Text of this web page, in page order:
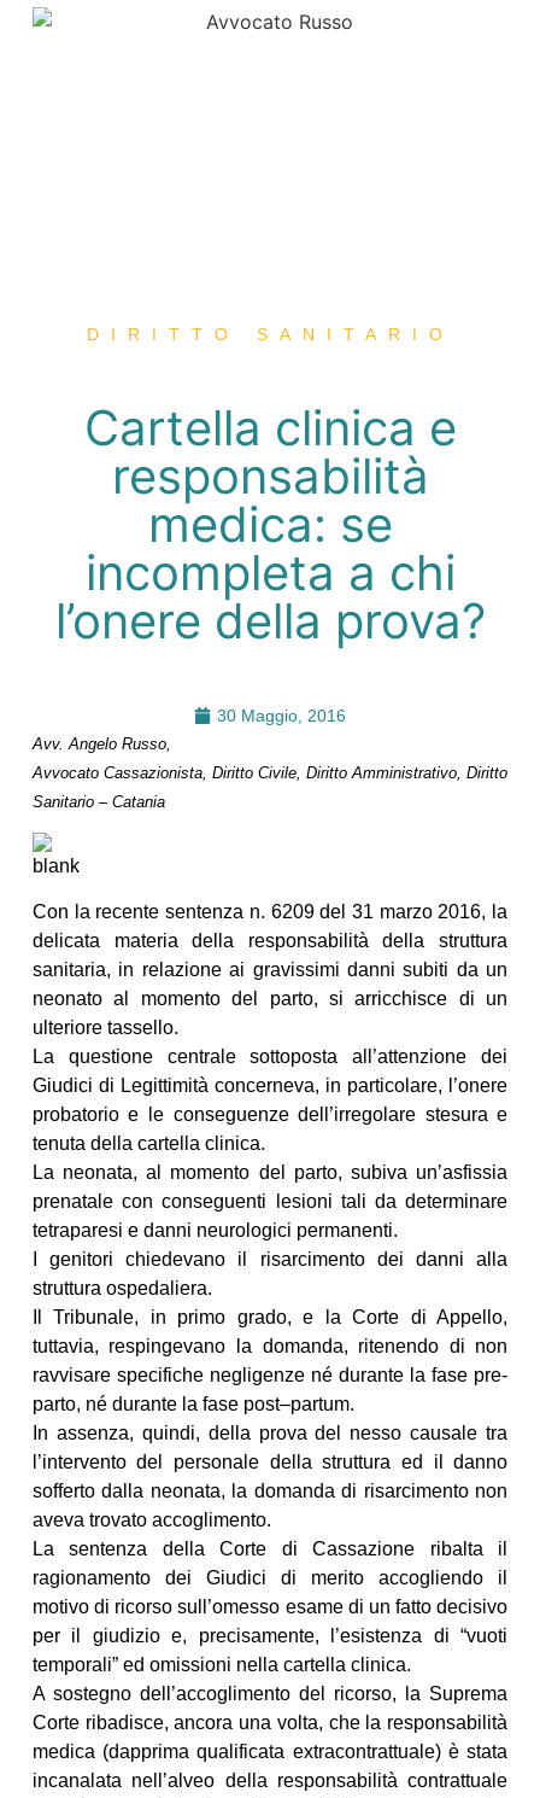
DIRITTO SANITARIO
Cartella clinica e
responsabilità
medica: se
incompleta a chi
l’onere della prova?
30 Maggio, 2016
Avv. Angelo Russo,
Avvocato Cassazionista, Diritto Civile, Diritto Amministrativo, Diritto
Sanitario – Catania
Con la recente sentenza n. 6209 del 31 marzo 2016, la
delicata materia della responsabilità della struttura
sanitaria, in relazione ai gravissimi danni subiti da un
neonato al momento del parto, si arricchisce di un
ulteriore tassello.
La questione centrale sottoposta all’attenzione dei
Giudici di Legittimità concerneva, in particolare, l’onere
probatorio e le conseguenze dell’irregolare stesura e
tenuta della cartella clinica.
La neonata, al momento del parto, subiva un’asfissia
prenatale con conseguenti lesioni tali da determinare
tetraparesi e danni neurologici permanenti.
I genitori chiedevano il risarcimento dei danni alla
struttura ospedaliera.
Il Tribunale, in primo grado, e la Corte di Appello,
tuttavia, respingevano la domanda, ritenendo di non
ravvisare specifiche negligenze né durante la fase pre-
parto, né durante la fase post–partum.
In assenza, quindi, della prova del nesso causale tra
l’intervento del personale della struttura ed il danno
sofferto dalla neonata, la domanda di risarcimento non
aveva trovato accoglimento.
La sentenza della Corte di Cassazione ribalta il
ragionamento dei Giudici di merito accogliendo il
motivo di ricorso sull’omesso esame di un fatto decisivo
per il giudizio e, precisamente, l’esistenza di “vuoti
temporali” ed omissioni nella cartella clinica.
A sostegno dell’accoglimento del ricorso, la Suprema
Corte ribadisce, ancora una volta, che la responsabilità
medica (dapprima qualificata extracontrattuale) è stata
incanalata nell’alveo della responsabilità contrattuale